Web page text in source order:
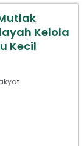
Kelola
Kecil